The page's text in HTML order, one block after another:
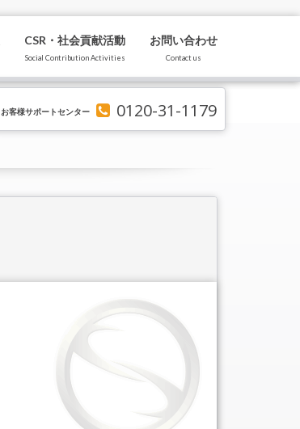
CSR・社会貢献活動
Social Contribution Activities
お問い合わせ
Contact us
お客様サポートセンター 0120-31-1179